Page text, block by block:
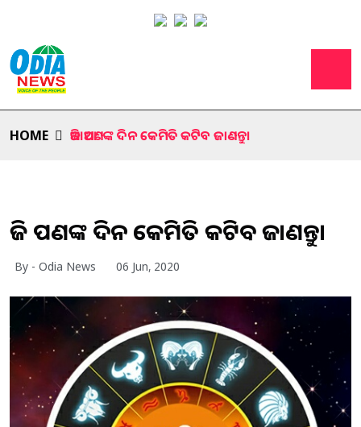
HOME ଆଜି ଆପଣଙ୍କ ଦିନ କେମିତି କଟିବ ଜାଣନ୍ତୁ।
ଆଜି ଆପଣଙ୍କ ଦିନ କେମିତି କଟିବ ଜାଣନ୍ତୁ।
By - Odia News 06 Jun, 2020